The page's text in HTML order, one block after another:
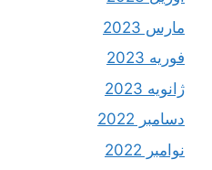
مارس 2023
فوریه 2023
ژانویه 2023
دسامبر 2022
نوامبر 2022